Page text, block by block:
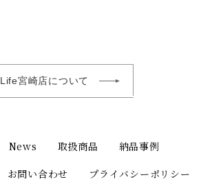
Life宮崎店について
News 取扱商品
納品事例
お問い合わせ プライバシーポリシー